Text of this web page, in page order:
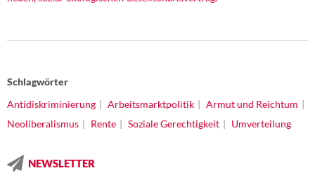
Schlagwörter
Antidiskriminierung
Arbeitsmarktpolitik
Armut und Reichtum
Neoliberalismus
Rente Soziale Gerechtigkeit Umverteilung
NEWSLETTER